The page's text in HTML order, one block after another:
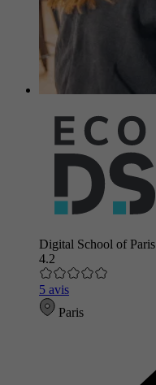
Digital School of Paris
4.2
5 avis
Paris